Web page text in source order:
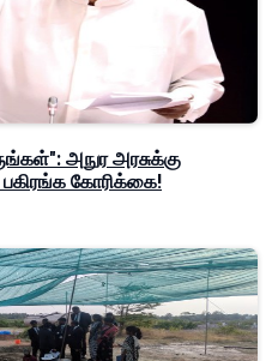
அநுர அரசுக்கு
பகிரங்க கோரிக்கை!